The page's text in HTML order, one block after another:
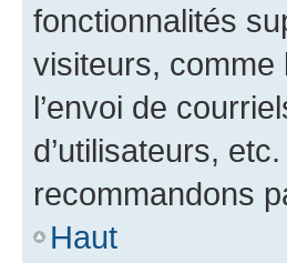
fonctionnalités
visiteurs, comme
l’envoi de
d’utilisateurs,
recommandons
Haut